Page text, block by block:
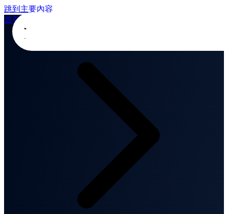
跳到主要內容
首頁